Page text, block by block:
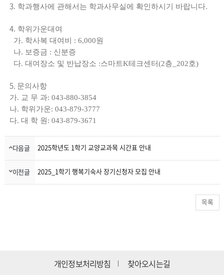
3. 학과행사에 관해서는 학과사무실에 확인하시기 바랍니다.
4. 학위가운대여
가. 학사복 대여비 : 6,000원
나. 보증금 : 신분증
다. 대여장소 및 반납장소 :스마트K테크센터(2층_202호)
5. 문의사항
가. 교 무 과: 043-880-3854
나. 학위가운: 043-879-3777
다. 대 학 원: 043-879-3671
다음글 2025학년도 1학기 교양교과목 시간표 안내
이전글 2025_1학기 행복기숙사 장기신청자 모집 안내
목록
개인정보처리방침 찾아오시는길